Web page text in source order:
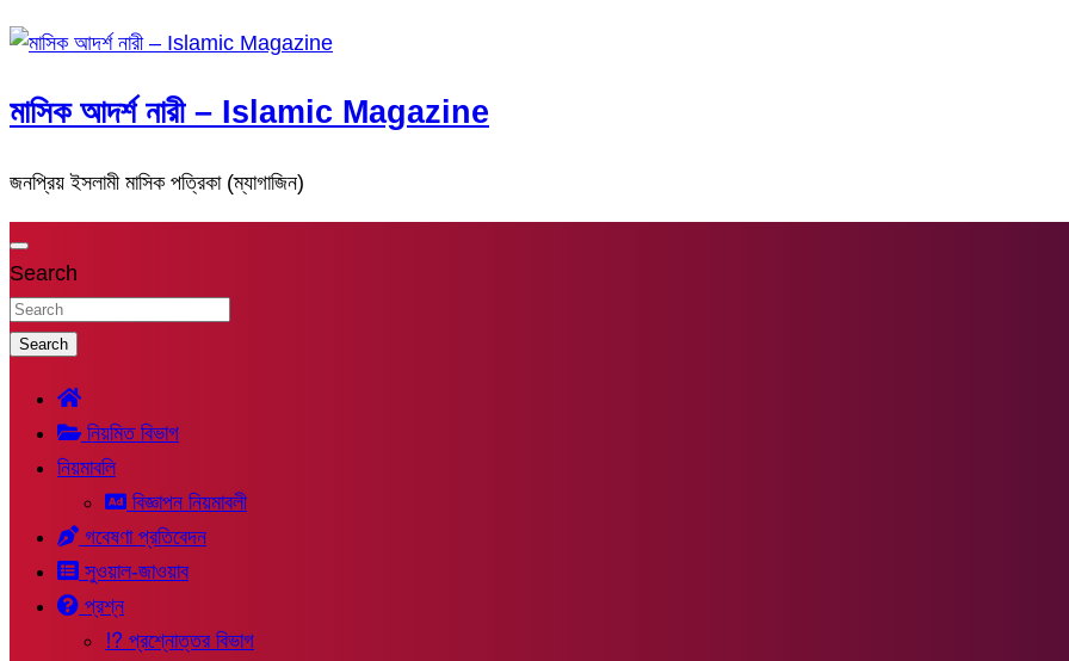
মাসিক আদর্শ নারী – Islamic Magazine
জনপ্রিয় ইসলামী মাসিক পত্রিকা (ম্যাগাজিন)
Search
Search
নিয়মিত বিভাগ
নিয়মাবলি
বিজ্ঞাপন নিয়মাবলী
গবেষণা প্রতিবেদন
সুওয়াল-জাওয়াব
প্রশ্ন
⁉ প্রশ্নোত্তর বিভাগ